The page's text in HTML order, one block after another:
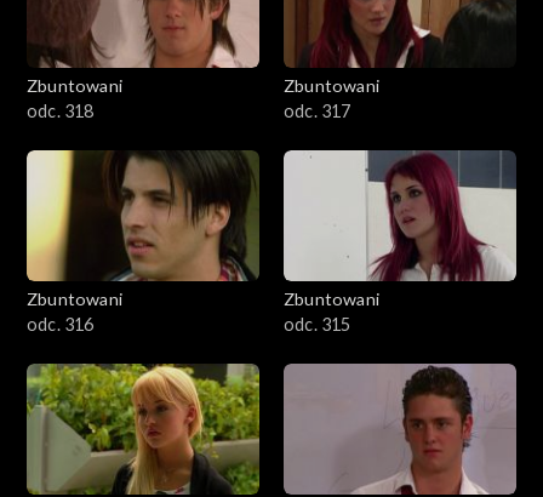
Zbuntowani
odc. 318
Zbuntowani
odc. 317
Zbuntowani
odc. 316
Zbuntowani
odc. 315